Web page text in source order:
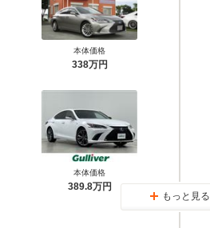
本体価格
338万円
本体価格
389.8万円
もっと見る